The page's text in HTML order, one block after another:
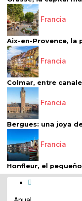
Francia
Aix-en-Provence, la
Francia
Colmar, entre
Francia
Bergues: una joya
Francia
Honfleur, el